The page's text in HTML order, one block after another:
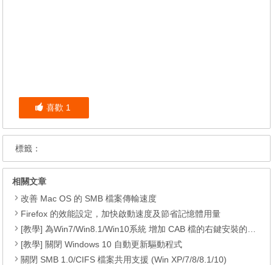
喜歡 1
標籤：
相關文章
改善 Mac OS 的 SMB 檔案傳輸速度
Firefox 的效能設定，加快啟動速度及節省記憶體用量
[教學] 為Win7/Win8.1/Win10系統 增加 CAB 檔的右鍵安裝的功能
[教學] 關閉 Windows 10 自動更新驅動程式
關閉 SMB 1.0/CIFS 檔案共用支援 (Win XP/7/8/8.1/10)